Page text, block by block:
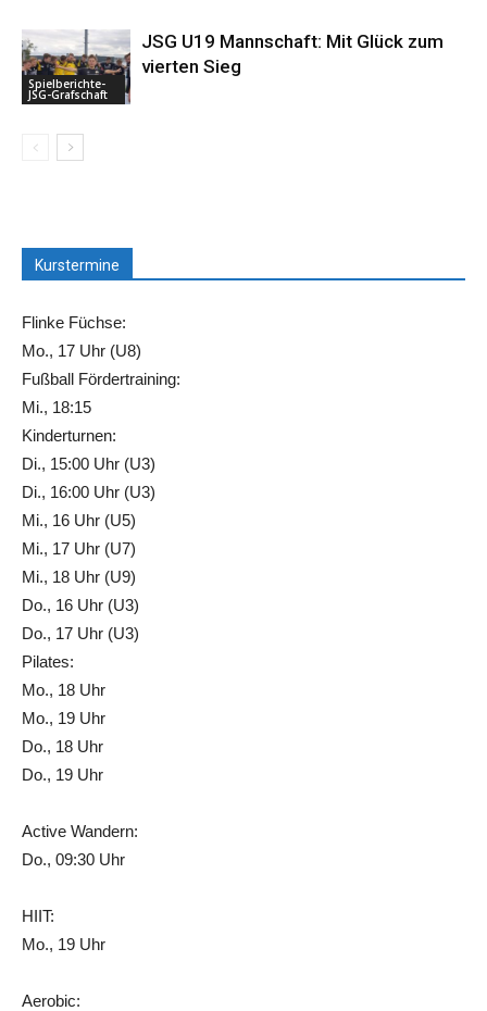
Spielberichte-
JSG-Grafschaft
JSG U19 Mannschaft: Mit Glück zum
vierten Sieg
Kurstermine
Flinke Füchse:
Mo., 17 Uhr (U8)
Fußball Fördertraining:
Mi., 18:15
Kinderturnen:
Di., 15:00 Uhr (U3)
Di., 16:00 Uhr (U3)
Mi., 16 Uhr (U5)
Mi., 17 Uhr (U7)
Mi., 18 Uhr (U9)
Do., 16 Uhr (U3)
Do., 17 Uhr (U3)
Pilates:
Mo., 18 Uhr
Mo., 19 Uhr
Do., 18 Uhr
Do., 19 Uhr
Active Wandern:
Do., 09:30 Uhr
HIIT:
Mo., 19 Uhr
Aerobic: